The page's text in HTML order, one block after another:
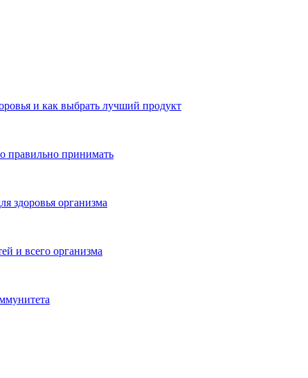
и как выбрать лучший продукт
правильно принимать
здоровья организма
и всего организма